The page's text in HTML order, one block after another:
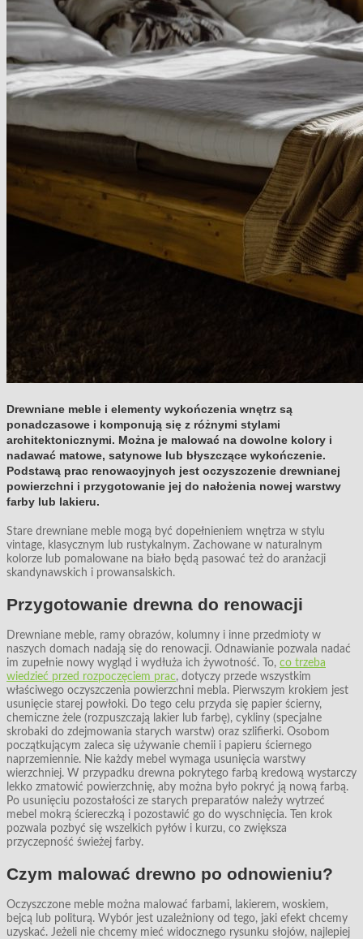
Drewniane meble i elementy wykończenia wnętrz są
ponadczasowe i komponują się z różnymi stylami
architektonicznymi. Można je malować na dowolne kolory i
nadawać matowe, satynowe lub błyszczące wykończenie.
Podstawą prac renowacyjnych jest oczyszczenie drewnianej
powierzchni i przygotowanie jej do nałożenia nowej warstwy
farby lub lakieru.
Stare drewniane meble mogą być dopełnieniem wnętrza w stylu
vintage, klasycznym lub rustykalnym. Zachowane w naturalnym
kolorze lub pomalowane na biało będą pasować też do aranżacji
skandynawskich i prowansalskich.
Przygotowanie drewna do renowacji
Drewniane meble, ramy obrazów, kolumny i inne przedmioty w
naszych domach nadają się do renowacji. Odnawianie pozwala nadać
im zupełnie nowy wygląd i wydłuża ich żywotność. To, co trzeba
wiedzieć przed rozpoczęciem prac, dotyczy przede wszystkim
właściwego oczyszczenia powierzchni mebla. Pierwszym krokiem jest
usunięcie starej powłoki. Do tego celu przyda się papier ścierny,
chemiczne żele (rozpuszczają lakier lub farbę), cykliny (specjalne
skrobaki do zdejmowania starych warstw) oraz szlifierki. Osobom
początkującym zaleca się używanie chemii i papieru ściernego
naprzemiennie. Nie każdy mebel wymaga usunięcia warstwy
wierzchniej. W przypadku drewna pokrytego farbą kredową wystarczy
lekko zmatowić powierzchnię, aby można było pokryć ją nową farbą.
Po usunięciu pozostałości ze starych preparatów należy wytrzeć
mebel mokrą ściereczką i pozostawić go do wyschnięcia. Ten krok
pozwala pozbyć się wszelkich pyłów i kurzu, co zwiększa
przyczepność świeżej farby.
Czym malować drewno po odnowieniu?
Oczyszczone meble można malować farbami, lakierem, woskiem,
bejcą lub politurą. Wybór jest uzależniony od tego, jaki efekt chcemy
uzyskać. Jeżeli nie chcemy mieć widocznego rysunku słojów, najlepiej